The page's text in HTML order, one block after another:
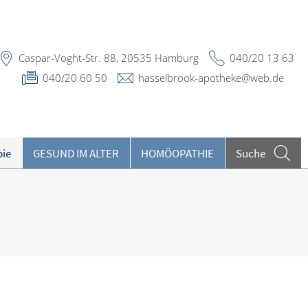
GESUND IM ALTER HOMÖOPATHIE Suche
Caspar-Voght-Str. 88, 20535 Hamburg
040/20 13 63
040/20 60 50
hasselbrook-apotheke@web.de